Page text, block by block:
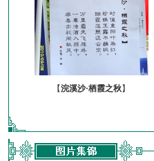
【浣溪沙·栖霞之秋】